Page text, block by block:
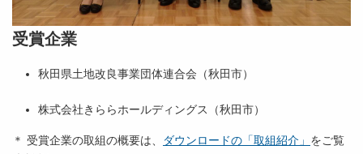
受賞企業
秋田県土地改良事業団体連合会（秋田市）
株式会社きららホールディングス（秋田市）
＊ 受賞企業の取組の概要は、 ダウンロードの「取組紹介」 をご覧